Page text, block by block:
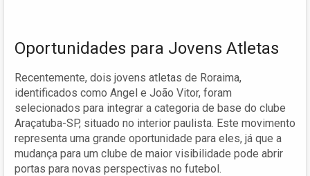
Oportunidades para Jovens Atletas
Recentemente, dois jovens atletas de Roraima,
identificados como Angel e João Vitor, foram
selecionados para integrar a categoria de base do clube
Araçatuba-SP, situado no interior paulista. Este movimento
representa uma grande oportunidade para eles, já que a
mudança para um clube de maior visibilidade pode abrir
portas para novas perspectivas no futebol.